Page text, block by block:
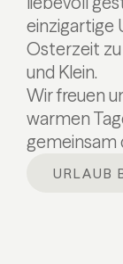
einzigartige
Osterzeit
und Klein.
Wir freuen
warmen
gemeinsam
URLAUB